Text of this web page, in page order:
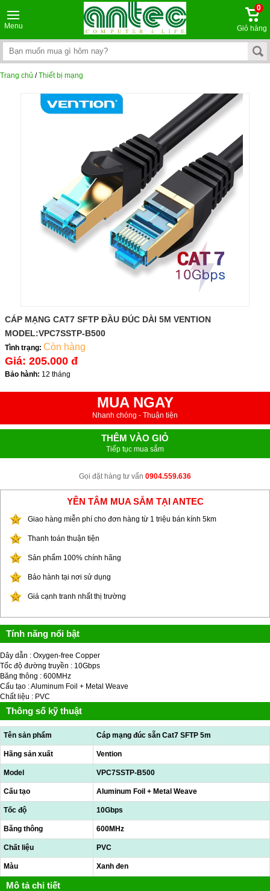
Menu
0
Giỏ hàng
Trang chủ /Thiết bị mạng
CÁP MẠNG CAT7 SFTP ĐẦU ĐÚC DÀI 5M VENTION
MODEL:VPC7SSTP-B500
Tình trạng: Còn hàng
Giá: 205.000 đ
Bảo hành: 12 tháng
MUA NGAY
Nhanh chóng - Thuận tiện
THÊM VÀO GIỎ
Tiếp tục mua sắm
Gọi đặt hàng tư vấn 0904.559.636
YÊN TÂM MUA SẮM TẠI ANTEC
Giao hàng miễn phí cho đơn hàng từ 1 triệu bán kính 5km
Thanh toán thuận tiện
Sản phẩm 100% chính hãng
Bảo hành tại nơi sử dụng
Giá cạnh tranh nhất thị trường
Tính năng nổi bật
Dây dẫn : Oxygen-free Copper
Tốc độ đường truyền : 10Gbps
Băng thông : 600MHz
Cấu tạo : Aluminum Foil + Metal Weave
Chất liệu : PVC
Thông số kỹ thuật
Tên sản phẩm Cáp mạng đúc sẵn Cat7 SFTP 5m
Hãng sản xuất Vention
Model VPC7SSTP-B500
Cấu tạo Aluminum Foil + Metal Weave
Tốc độ 10Gbps
Băng thông 600MHz
Chất liệu PVC
Màu Xanh đen
Mô tả chi tiết